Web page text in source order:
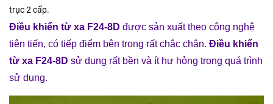
trục 2 cấp.
Điều khiển từ xa F24-8D được sản xuất theo công nghệ
tiên tiến, có tiếp điểm bên trong rất chắc chắn. Điều khiển
từ xa F24-8D sử dụng rất bền và ít hư hỏng trong quá trình
sử dụng.